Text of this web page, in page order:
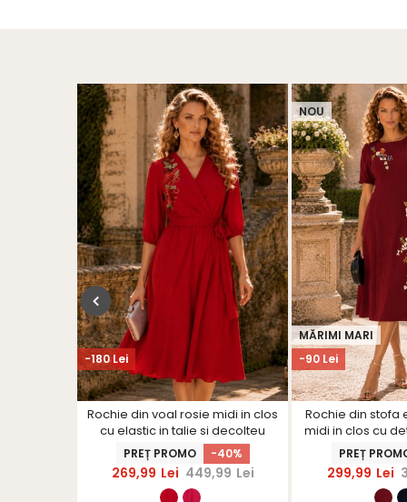
-180 Lei
Rochie din voal rosie midi in clos
cu elastic in talie si decolteu
petrecut cu aplicatie florala
brodata - StarShinerS
PREȚ PROMO -40%
269,99 Lei 449,99 Lei
-90 Lei
MĂRIMI MARI
NOU
Rochie din stofa
midi in clos cu
flori 3D -
PREȚ
299,99 Lei